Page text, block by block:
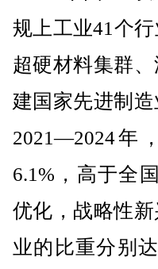
规上工业41个
超硬材料集群
建国家先进制
2021—2024年
6.1%，高于全
优化，战略性
业的比重分别